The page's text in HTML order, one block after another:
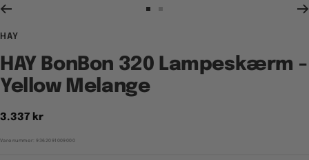
HAY
HAY BonBon 320 Lampeskærm -
Yellow Melange
Tilbudspris
3.337 kr
Varenummer:9362091009000